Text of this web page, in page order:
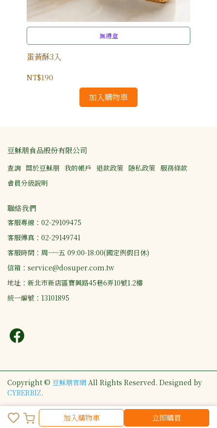
加入購物車 立即購買
無禮盒
蛋黃酥3入
NT$190
加入購物車
豆穌朋食品股份有限公司
查詢 關於豆穌朋 我的帳戶 退款政策 隱私政策 服務條款
會員分級說明
聯絡我們
客服專線：02-29109475
客服傳真：02-29149741
客服時間：周一~五 09:00-18:00(國定例假日休)
信箱：service@dosuper.com.tw
地址：新北市新店區寶興路45巷6弄10號1.2樓
統一編號：13101895
Copyright © 豆穌朋官網 All Rights Reserved. Designed by
CYBERBIZ.